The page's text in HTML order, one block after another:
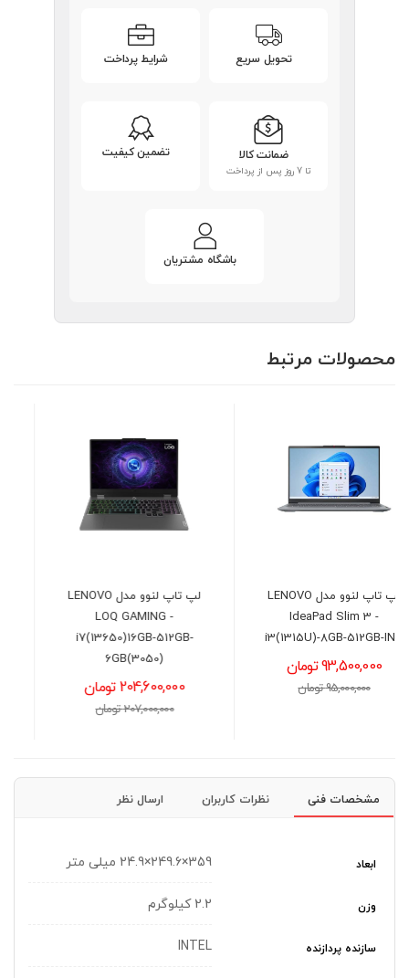
تحویل سریع شرایط پرداخت
ضمانت کالا
تا 7 روز پس از پرداخت
تضمین کیفیت
باشگاه مشتریان
محصولات مرتبط
لپ تاپ لنوو مدل LENOVO
LOQ GAMING -
i7(13650)16GB-512GB-
6GB(3050)
204,600,000 تومان
کول پد لپ تاپ کول کلد مدل
COOLCOLD K44
6,200,000 تومان
6,500,000 تومان
مشخصات فنی نظرات کاربران ارسال نظر
ابعاد 359×249.6×24.9 میلی متر
وزن 2.2 کیلوگرم
سازنده پردازنده INTEL